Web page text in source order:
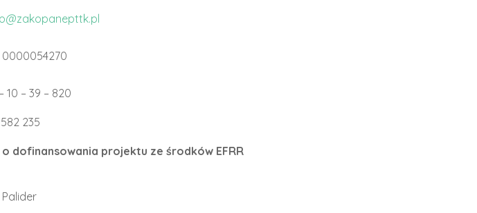
0000054270
10 – 39 – 820
235
dofinansowania projektu ze środków EFRR